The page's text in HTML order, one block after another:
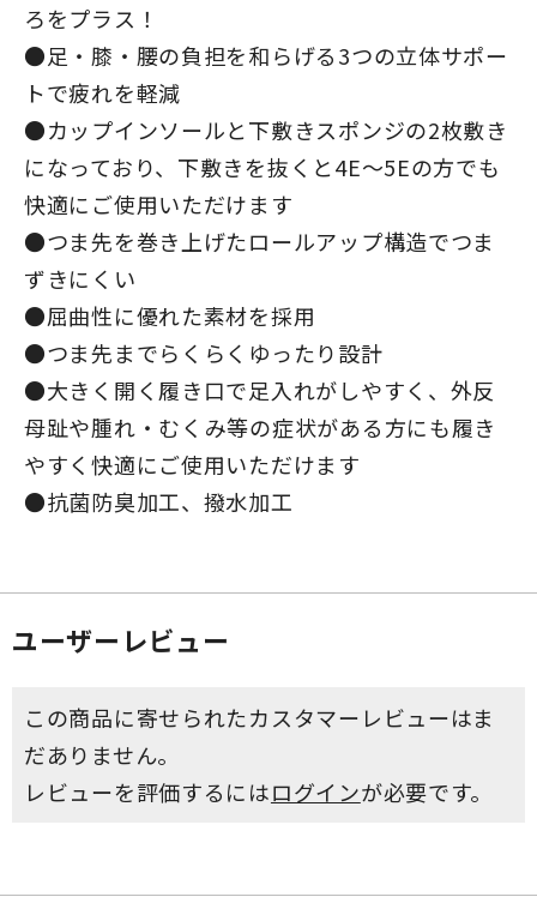
ろをプラス！
●足・膝・腰の負担を和らげる3つの立体サポー
トで疲れを軽減
●カップインソールと下敷きスポンジの2枚敷き
になっており、下敷きを抜くと4E～5Eの方でも
快適にご使用いただけます
●つま先を巻き上げたロールアップ構造でつま
ずきにくい
●屈曲性に優れた素材を採用
●つま先までらくらくゆったり設計
●大きく開く履き口で足入れがしやすく、外反
母趾や腫れ・むくみ等の症状がある方にも履き
やすく快適にご使用いただけます
●抗菌防臭加工、撥水加工
ユーザーレビュー
この商品に寄せられたカスタマーレビューはま
だありません。
レビューを評価するにはログインが必要です。